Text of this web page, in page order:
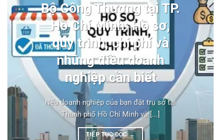
Bộ Công Thương tại TP.
Hồ Chí Minh: Hồ sơ,
quy trình, chi phí và
những điều doanh
nghiệp cần biết
Nếu doanh nghiệp của bạn đặt trụ sở tại
Thành phố Hồ Chí Minh và [...]
TIẾP TỤC ĐỌC →